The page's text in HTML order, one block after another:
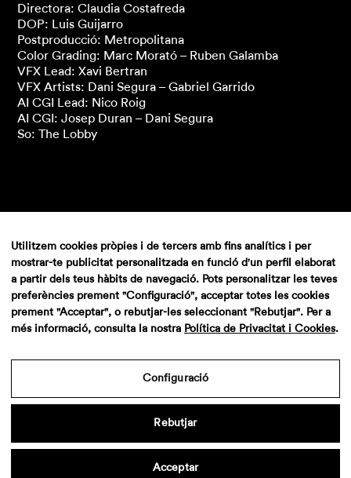
Directora: Claudia Costafreda
DOP: Luis Guijarro
Postproducció: Metropolitana
Color Grading: Marc Morató – Ruben Galamba
VFX Lead: Xavi Bertran
VFX Artists: Dani Segura – Gabriel Garrido
AI CGI Lead: Nico Roig
AI CGI: Josep Duran – Dani Segura
So: The Lobby
Politica de privacidad
Utilitzem cookies pròpies i de tercers amb fins analítics i per
mostrar-te publicitat personalitzada en funció d'un perfil elaborat
a partir dels teus hàbits de navegació. Pots personalitzar les teves
preferències prement "Configuració", acceptar totes les cookies
prement "Acceptar", o rebutjar-les seleccionant "Rebutjar". Per a
més informació, consulta la nostra Política de Privacitat i Cookies.
Configuració
Rebutjar
Acceptar